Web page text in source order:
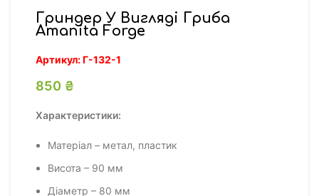
Гриндер У Вигляді Гриба
Amanita Forge
Артикул:Г-132-1
850 ₴
Характеристики:
Матеріал – метал, пластик
Висота – 90 мм
Діаметр – 80 мм